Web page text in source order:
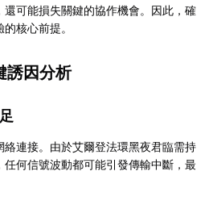
可能損失關鍵的協作機會。因此，確
核心前提。
誘因分析
連接。由於艾爾登法環黑夜君臨需持
何信號波動都可能引發傳輸中斷，最